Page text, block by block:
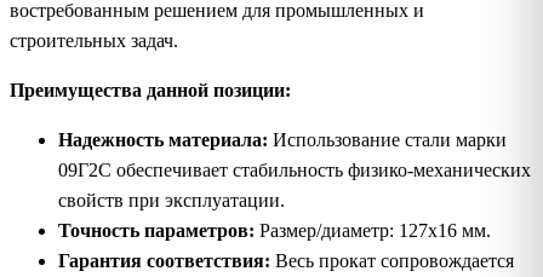
востребованным решением для промышленных и
строительных задач.
Преимущества данной позиции:
Надежность материала: Использование стали марки
09Г2С обеспечивает стабильность физико-механических
свойств при эксплуатации.
Точность параметров: Размер/диаметр: 127х16 мм.
Гарантия соответствия: Весь прокат сопровождается